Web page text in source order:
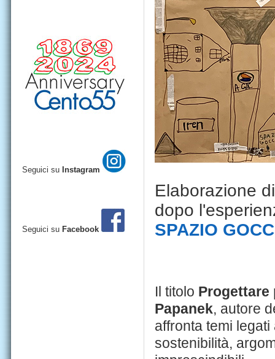
Elaborazione
dopo
SPAZIO
Il titolo Progettare
Papanek, autore
affronta temi
sostenibilità,
Seguici su Instagram
Seguici su Facebook